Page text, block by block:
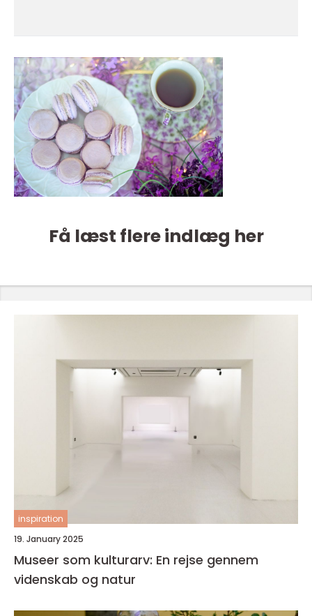
Få læst flere indlæg her
inspiration
19. January 2025
Museer som kulturarv: En rejse gennem
videnskab og natur